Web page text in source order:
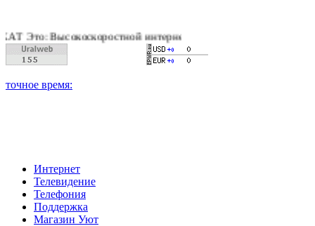
интернет, качественное цифровое и
Интернет
Телевидение
Телефония
Поддержка
Магазин Уют